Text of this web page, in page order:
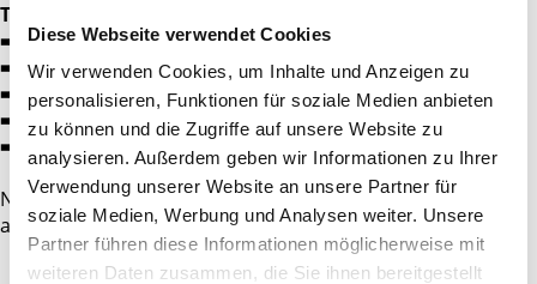
Diese Webseite verwendet Cookies
Wir verwenden Cookies, um Inhalte und Anzeigen zu
personalisieren, Funktionen für soziale Medien anbieten
zu können und die Zugriffe auf unsere Website zu
analysieren. Außerdem geben wir Informationen zu Ihrer
Verwendung unserer Website an unsere Partner für
soziale Medien, Werbung und Analysen weiter. Unsere
Partner führen diese Informationen möglicherweise mit
weiteren Daten zusammen, die Sie ihnen bereitgestellt
Typischerweise gehören dazu:
➡️
Prüfbericht
➡️
festgestellte Mängel
➡️
durchgeführte Reparaturen
➡️
Prüfdatum
➡️
Angaben zum Prüfer
Nach erfolgreicher Prüfung wird häufig eine Prüfplakette
am Fahrzeug angebracht.